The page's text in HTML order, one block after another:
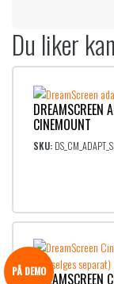
Du liker
DREAMSCREEN
CINEMOUNT
SKU:
PÅ DEMODREAMSCREEN